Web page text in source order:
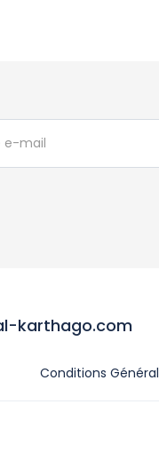
karthago.com
Conditions